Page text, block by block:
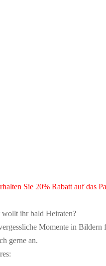
Sie 20% Rabatt auf das
wollt ihr bald Heiraten?
Momente in
gerne an.